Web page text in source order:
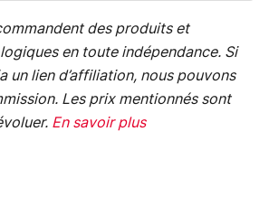
des produits et
en toute indépendance. Si
un lien d’affiliation, nous pouvons
Les prix mentionnés sont
En savoir plus